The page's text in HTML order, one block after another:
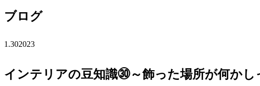
ブログ
1.302023
インテリアの豆知識㉚～飾った場所が何か